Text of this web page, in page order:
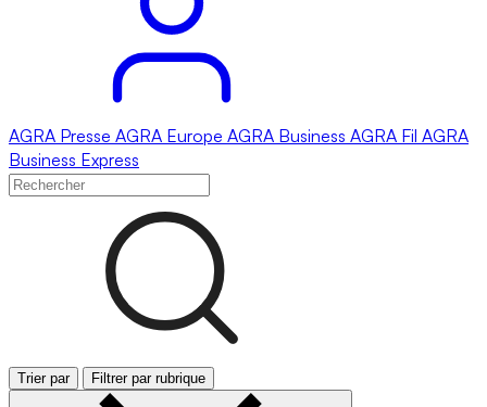
AGRA Presse AGRA Europe AGRA Business AGRA Fil AGRA
Business Express
Trier par Filtrer par rubrique